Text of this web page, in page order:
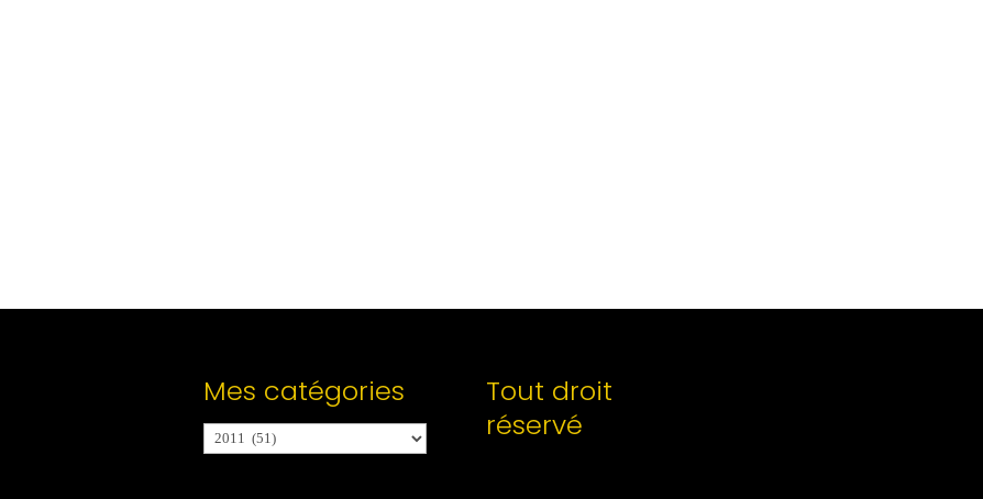
Mes catégories
Mes
catégories
Tout droit
réservé